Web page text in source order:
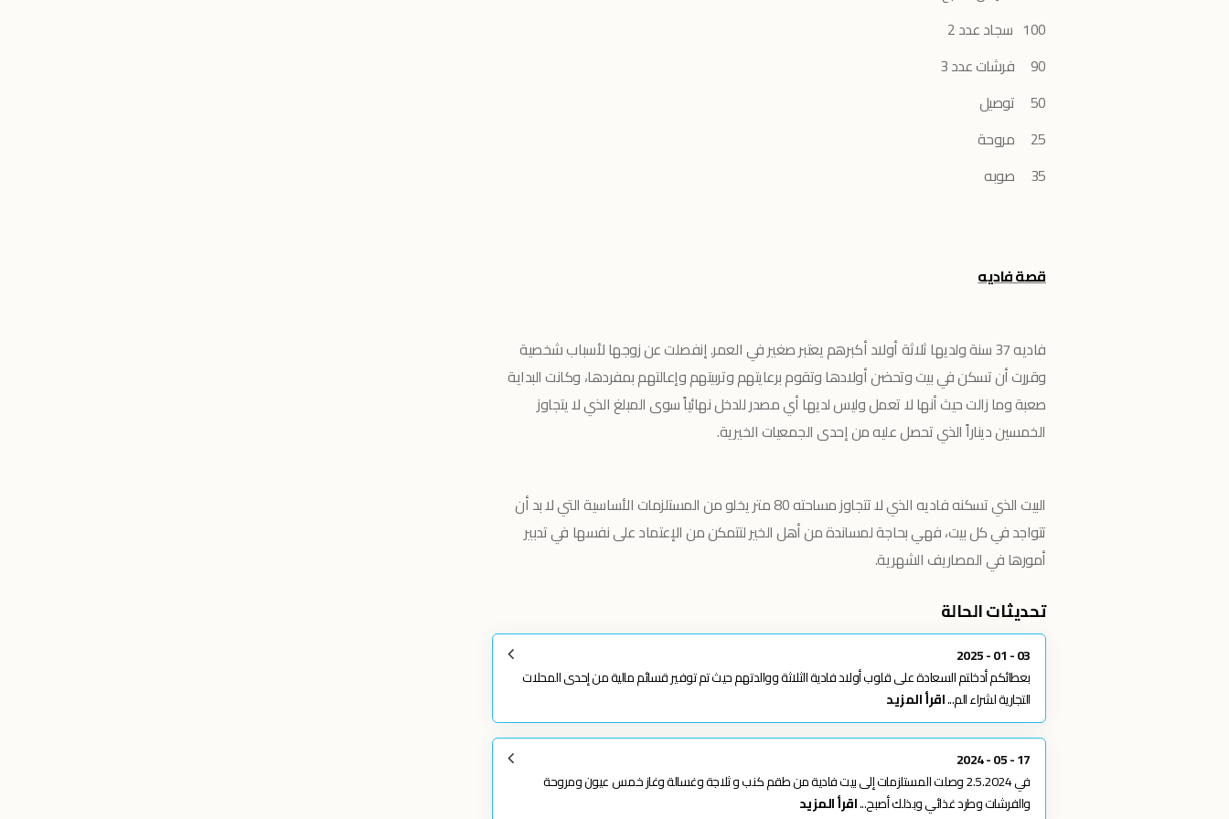
100 سجاد عدد 2
90 فرشات عدد 3
50 توصيل
25 مروحة
35 صوبه
قصة فاديه
فاديه 37 سنة ولديها ثلاثة أولاد أكبرهم يعتبر صغير في العمر. إنفصلت عن زوجها لأسباب شخصية
وقررت أن تسكن في بيت وتحضن أولادها وتقوم برعايتهم وتربيتهم وإعالتهم بمفردها، وكانت البداية
صعبة وما زالت حيث أنها لا تعمل وليس لديها أي مصدر للدخل نهائياً سوى المبلغ الذي لا يتجاوز
الخمسين ديناراً الذي تحصل عليه من إحدى الجمعيات الخيرية.
البيت الذي تسكنه فاديه الذي لا تتجاوز مساحته 80 متر يخلو من المستلزمات الأساسية التي لا بد أن
تتواجد في كل بيت، فهي بحاجة لمساندة من أهل الخير لتتمكن من الإعتماد على نفسها في تدبير
أمورها في المصاريف الشهرية.
تحديثات الحالة
03 - 01 - 2025
بعطائكم أدخلتم السعادة على قلوب أولاد فادية الثلاثة ووالدتهم حيث تم توفير قسائم مالية من إحدى المحلات
التجارية لشراء الم...اقرأ المزيد
17 - 05 - 2024
في 2.5.2024 وصلت المستلزمات إلى بيت فادية من طقم كنب و ثلاجة وغسالة وغاز خمس عيون ومروحة
والفرشات وطرد غذائي وبذلك أصبح...اقرأ المزيد